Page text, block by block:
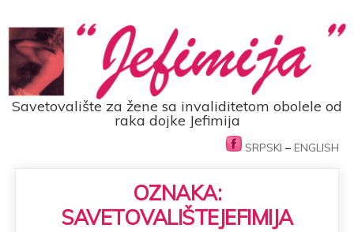
Savetovalište za žene sa invaliditetom obolele od
raka dojke Jefimija
SRPSKI – ENGLISH
OZNAKA:
SAVETOVALIŠTEJEFIMIJA